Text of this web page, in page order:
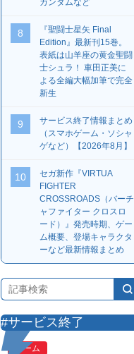
ガンダムなど
8
『聖闘士星矢 Final
Edition』最新刊15巻。
表紙は山羊座の黄金聖闘
士シュラ！ 車田正美に
よる全編大幅加筆で完全
新生
9
サービス終了情報まとめ
（スマホゲーム・ソシャ
ゲなど）【2026年8月】
10
セガ新作『VIRTUA
FIGHTER
CROSSROADS（バーチ
ャファイター クロスロ
ード）』発売時期、ゲー
ム概要、登場キャラクタ
ーなど最新情報まとめ
#サービス終了
ゲーム